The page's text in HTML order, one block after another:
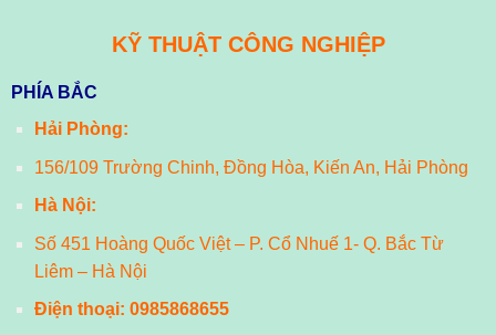
KỸ THUẬT CÔNG NGHIỆP
PHÍA BẮC
Hải Phòng:
156/109 Trường Chinh, Đồng Hòa, Kiến An, Hải Phòng
Hà Nội:
Số 451 Hoàng Quốc Việt – P. Cổ Nhuế 1- Q. Bắc Từ
Liêm – Hà Nội
Điện thoại: 0985868655